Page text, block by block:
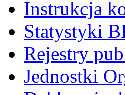
Instrukcja
Statystyki
Rejestry
Jednostki